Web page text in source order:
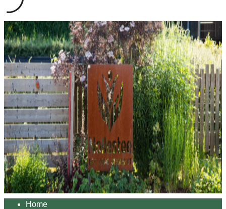
Home